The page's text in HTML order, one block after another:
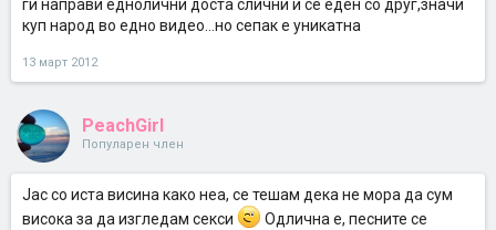
ги направи еднолични доста слични и се еден со друг,значи
куп народ во едно видео...но сепак е уникатна
13 март 2012
PeachGirl
Популарен член
Јас со иста висина како неа, се тешам дека не мора да сум
висока за да изгледам секси
Одлична е, песните се